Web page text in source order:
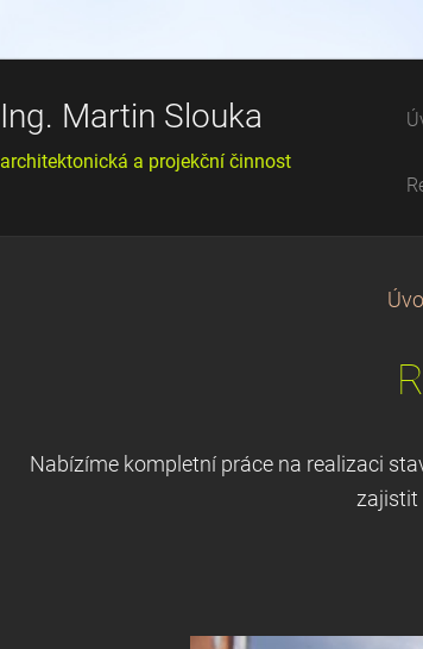
Ing. Martin Slouka
architektonická a projekční činnost
Nabízíme kompletní práce na realizaci
zajistit